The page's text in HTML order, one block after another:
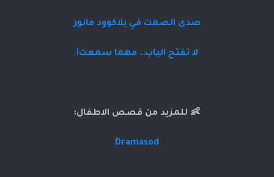
صدى الصمت في بلاكوود مانور
لا تفتح الباب… مهما سمعت!
👶 للمزيد من قصص الاطفال:
Dramasod